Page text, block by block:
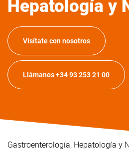
Hepatología y
Visítate con nosotros
Llámanos +34 93 253 21 00
Gastroenterología, Hepatología y